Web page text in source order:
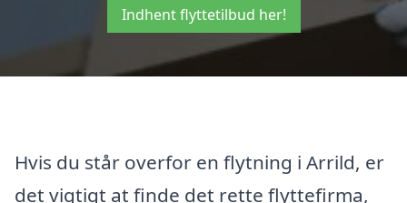
Indhent flyttetilbud her!
Hvis du står overfor en flytning i Arrild, er
det vigtigt at finde det rette flyttefirma,